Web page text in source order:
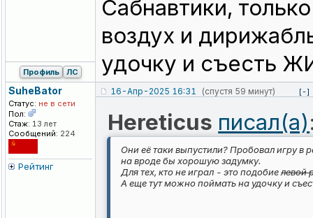
Сабнавтики,
воздух и
удочку и
Профиль ЛС
SuheBator
Статус: не в сети
Пол:
Стаж: 13 лет
Сообщений: 224
Рейтинг
16-Апр-2025 16:31 (спустя 59 минут) [-]
Hereticus писал(а)
Они её таки выпустили? Пробовал игру в
на вроде бы хорошую задумку.
Для тех, кто не играл - это подобиелевой
А еще тут можно поймать на удочку и